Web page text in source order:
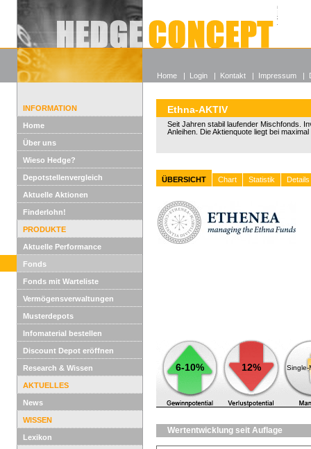
Alle
Wieso
INFORMATION
Home
Über uns
Wieso Hedge?
Depotstellenvergleich
Aktuelle Aktionen
Finderlohn!
PRODUKTE
Aktuelle Performance
Fonds
Fonds mit Warteliste
Vermögensverwaltungen
Musterdepots
Infomaterial bestellen
Discount Depot eröffnen
Research & Wissen
AKTUELLES
News
WISSEN
Lexikon
Ethna-AKTIV
Seit Jahren stabil laufender Mischfonds.
Anleihen. Die Aktienquote liegt bei maximal
ÜBERSICHT Chart Statistik Details
6-10% 12% Single-
Wertentwicklung seit Auflage
Home | Login | Kontakt | Impressum |